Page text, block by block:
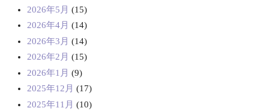
2026年5月 (15)
2026年4月 (14)
2026年3月 (14)
2026年2月 (15)
2026年1月 (9)
2025年12月 (17)
2025年11月 (10)